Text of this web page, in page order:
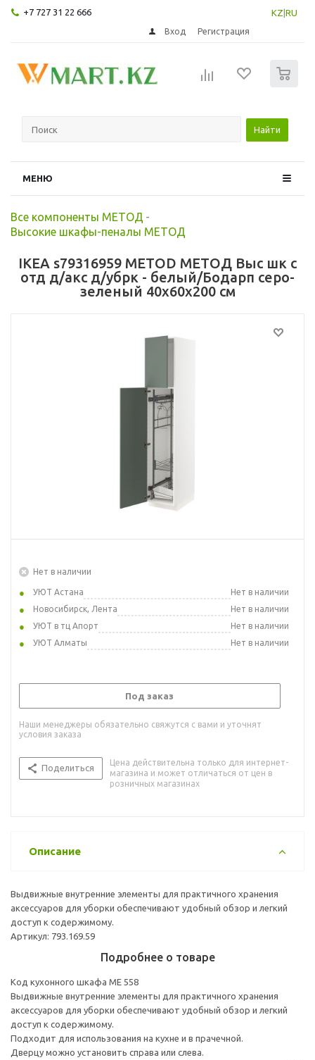
+7 727 31 22 666 KZ RU
Вход Регистрация
Найти
МЕНЮ
Все компоненты МЕТОД -
Высокие шкафы-пеналы МЕТОД
IKEA s79316959 METOD МЕТОД Выс шк с
отд д/акс д/убрк - белый/Бодарп серо-
зеленый 40x60x200 см
Нет в наличии
УЮТ Астана
Нет в наличии
Новосибирск, Лента
Нет в наличии
УЮТ в тц Апорт
Нет в наличии
УЮТ Алматы
Нет в наличии
Под заказ
Наши менеджеры обязательно свяжутся с вами и уточнят
условия заказа
Поделиться
Цена действительна только для интернет-
магазина и может отличаться от цен в
розничных магазинах
Описание
Выдвижные внутренние элементы для практичного хранения
аксессуаров для уборки обеспечивают удобный обзор и легкий
доступ к содержимому.
Артикул: 793.169.59
Подробнее о товаре
Код кухонного шкафа ME 558
Выдвижные внутренние элементы для практичного хранения
аксессуаров для уборки обеспечивают удобный обзор и легкий
доступ к содержимому.
Подходит для использования на кухне и в прачечной.
Дверцу можно установить справа или слева.